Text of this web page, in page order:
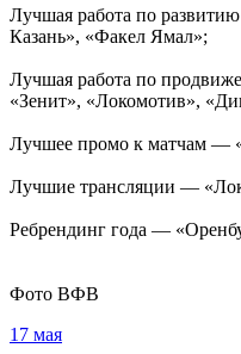
Лучшая работа по
Казань», «Факел Ямал»;
Лучшая работа по
«Зенит», «Локомотив»,
Лучшее промо к матчам —
Лучшие трансляции —
Ребрендинг года —
Фото ВФВ
17 мая